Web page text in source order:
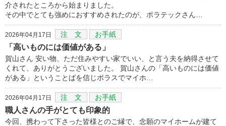
介されたところから始まりました。
その中でとても強めにおすすめされたのが、ポラテックさん…
2026年04月17日 注 文 お手紙
「高いものには価値がある」
賀山さん 安い物、ただ住みやすい家でいい、と言う夫を納得させて
くれて、ありがとうございました。 賀山さんの「高いものには価値
がある」ということばを信じポラスでマイホ…
2026年04月17日 注 文 お手紙
職人さんの手がとても印象的
今回、携わって下さった皆様とのご縁で、念願のマイホームが建て